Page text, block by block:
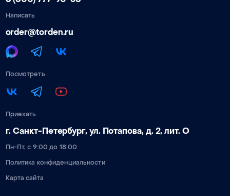
Написать
order@torden.ru
Посмотреть
Приехать
г. Санкт-Петербург, ул. Потапова, д. 2, лит. О
Пн-Пт, с 9:00 до 18:00
Политика конфиденциальности
Карта сайта